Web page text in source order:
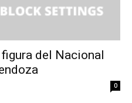
del Nacional
0